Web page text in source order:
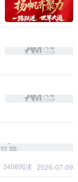
3408阅读 2026-07-09